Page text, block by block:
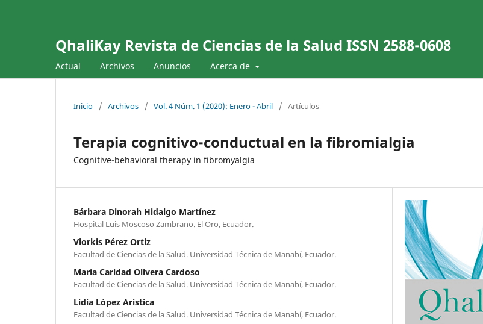
QhaliKay Revista de Ciencias de la Salud ISSN 2588-0608
Actual Archivos Anuncios Acerca de
Inicio / Archivos / Vol. 4 Núm. 1 (2020): Enero - Abril / Artículos
Terapia cognitivo-conductual en la fibromialgia
Cognitive-behavioral therapy in fibromyalgia
Bárbara Dinorah Hidalgo Martínez
Hospital Luis Moscoso Zambrano. El Oro, Ecuador.
Viorkis Pérez Ortiz
Facultad de Ciencias de la Salud. Universidad Técnica de Manabí, Ecuador.
María Caridad Olivera Cardoso
Facultad de Ciencias de la Salud. Universidad Técnica de Manabí, Ecuador.
Lidia López Aristica
Facultad de Ciencias de la Salud. Universidad Técnica de Manabí, Ecuador.